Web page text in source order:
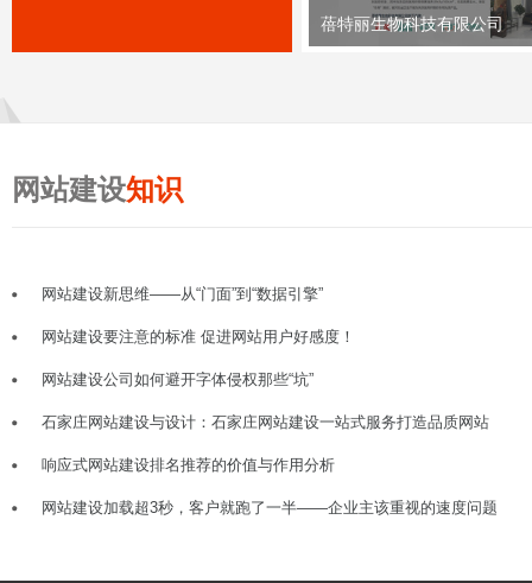
蓓特丽生物科技有限公司
网站建设知识
网站建设新思维——从“门面”到“数据引擎”
网站建设要注意的标准 促进网站用户好感度！
网站建设公司如何避开字体侵权那些“坑”
石家庄网站建设与设计：石家庄网站建设一站式服务打造品质网站
响应式网站建设排名推荐的价值与作用分析
网站建设加载超3秒，客户就跑了一半——企业主该重视的速度问题